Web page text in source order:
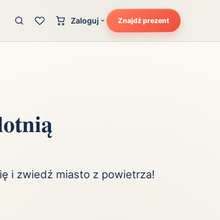
Lans i błysk reflektorów
Magię
Zaloguj Znajdź prezent
i zwiedź miasto z powietrza!